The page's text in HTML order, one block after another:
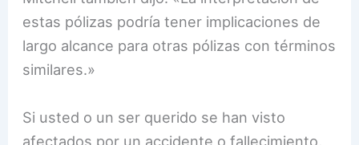
estas pólizas podría tener implicaciones de
largo alcance para otras pólizas con términos
similares.»
Si usted o un ser querido se han visto
afectados por un accidente o fallecimiento,